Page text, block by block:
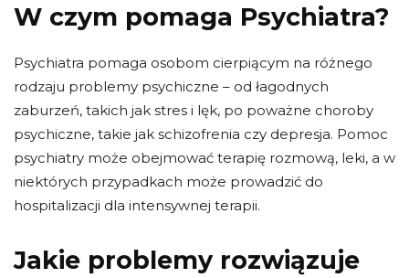
W czym pomaga Psychiatra?
Psychiatra pomaga osobom cierpiącym na różnego
rodzaju problemy psychiczne – od łagodnych
zaburzeń, takich jak stres i lęk, po poważne choroby
psychiczne, takie jak schizofrenia czy depresja. Pomoc
psychiatry może obejmować terapię rozmową, leki, a w
niektórych przypadkach może prowadzić do
hospitalizacji dla intensywnej terapii.
Jakie problemy rozwiązuje